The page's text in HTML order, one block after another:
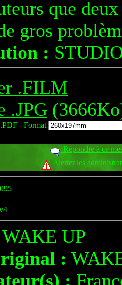
que
gros
:
.FILM
.JPG
.PDF - Format
Répondre à ce
Alerter les
WAKE UP
:
: